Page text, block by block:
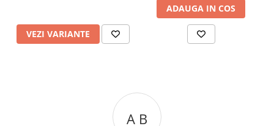
VEZI VARIANTE
ADAUGA IN COS
A C